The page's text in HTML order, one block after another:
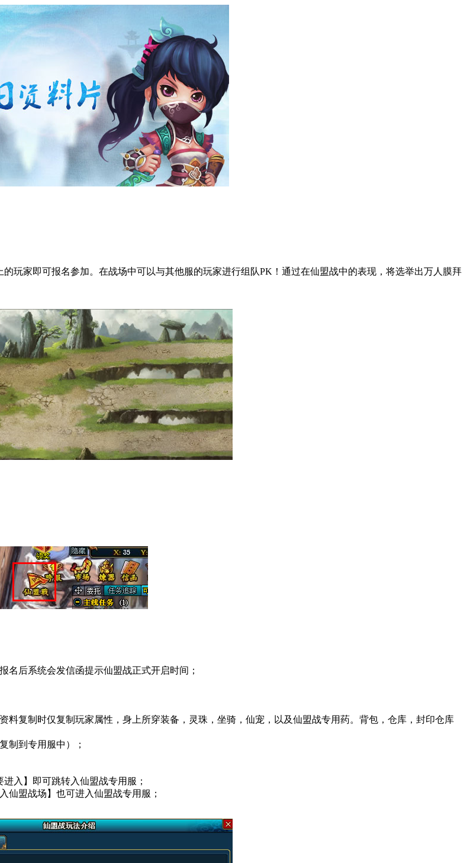
的玩家即可报名参加。在战场中可以与其他服的玩家进行组队PK！通过在仙盟战中的表现，将选举出万人膜拜
名后系统会发信函提示仙盟战正式开启时间；
料复制时仅复制玩家属性，身上所穿装备，灵珠，坐骑，仙宠，以及仙盟战专用药。背包，仓库，封印仓库
制到专用服中）；
进入 】即可跳转入仙盟战专用服；
仙盟战场 】也可进入仙盟战专用服；